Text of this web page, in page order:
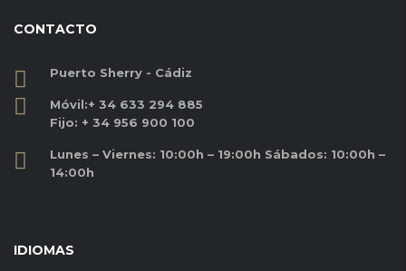
CONTACTO
Puerto Sherry - Cádiz
Móvil:+ 34 633 294 885
Fijo: + 34 956 900 100
Lunes – Viernes: 10:00h – 19:00h Sábados: 10:00h –
14:00h
IDIOMAS